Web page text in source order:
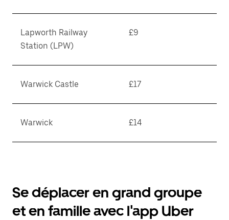
Lapworth Railway
Station (LPW)
£9
Warwick Castle £17
Warwick £14
Se déplacer en grand groupe
et en famille avec l'app Uber